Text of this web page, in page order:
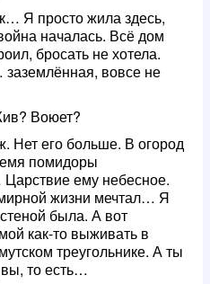
Я просто жила здесь,
началась. Всё дом
бросать не хотела.
вовсе не
Воюет?
Нет его больше. В огород
помидоры
ему небесное.
жизни мечтал… Я
была. А вот
как-то выживать в
треугольнике. А ты
вы, то есть…